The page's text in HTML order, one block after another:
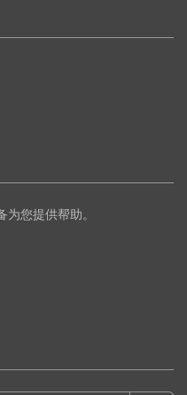
您提供帮助。